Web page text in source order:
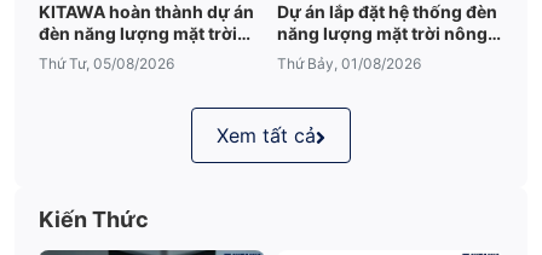
KITAWA hoàn thành dự án
đèn năng lượng mặt trời
sân vườn UFO 600W tại
Đắk Lắk
Thứ Tư, 05/08/2026
Dự án lắp đặt hệ thống đèn
năng lượng mặt trời nông
trại tại Đắk Lắk
Thứ Bảy, 01/08/2026
Xem tất cả
Kiến Thức